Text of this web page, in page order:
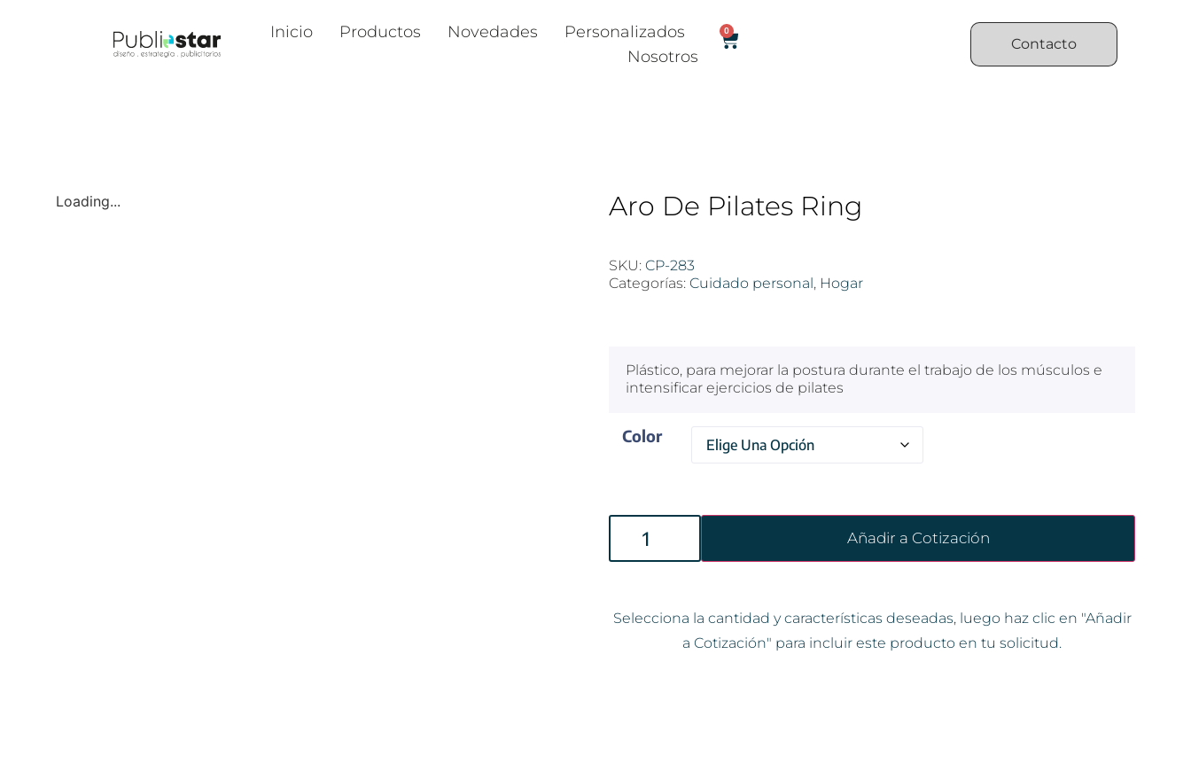
Inicio Productos Novedades
Personalizados
Nosotros
0
Contacto
Loading... Aro De Pilates Ring
SKU: CP-283
Categorías: Cuidado personal , Hogar
Plástico, para mejorar la postura durante el trabajo de los músculos e
intensificar ejercicios de pilates
Color
Añadir a Cotización
Selecciona la cantidad y características deseadas, luego haz clic en "Añadir
a Cotización" para incluir este producto en tu solicitud.